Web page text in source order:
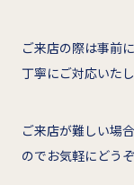
ご来店の際は事前
丁寧にご対応いたし
ご来店が難しい場
のでお気軽にどうぞ